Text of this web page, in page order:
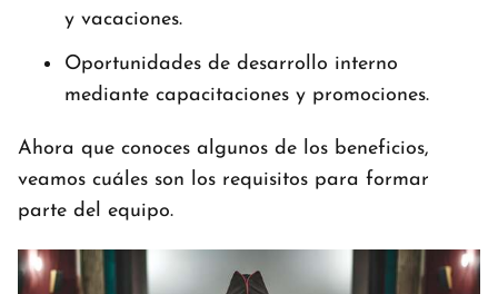
y vacaciones.
Oportunidades de desarrollo interno
mediante capacitaciones y promociones.
Ahora que conoces algunos de los beneficios,
veamos cuáles son los requisitos para formar
parte del equipo.